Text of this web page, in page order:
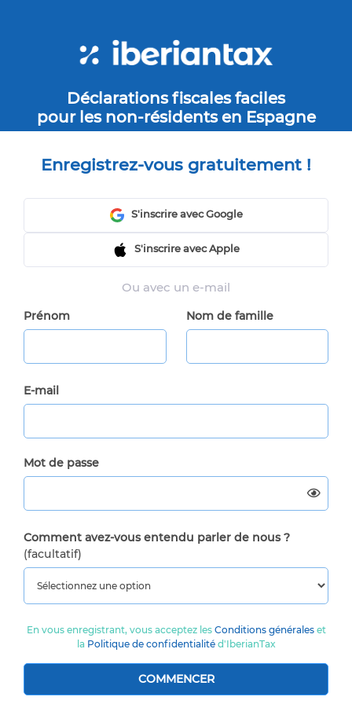
Déclarations fiscales faciles
pour les non-résidents en Espagne
Enregistrez-vous gratuitement !
S'inscrire avec Google
S'inscrire avec Apple
Ou avec un e-mail
Prénom Nom de famille
E-mail
Mot de passe
Comment avez-vous entendu parler de nous ?
(facultatif)
En vous enregistrant, vous acceptez les Conditions généraleset
la Politique de confidentialitéd'IberianTax
COMMENCER